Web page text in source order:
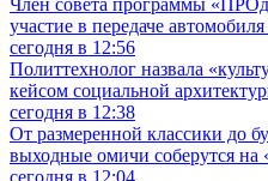
Член совета программы
участие в передаче
сегодня в 12:56
Политтехнолог назвала
кейсом социальной
сегодня в 12:38
От размеренной классики до
выходные омичи соберутся
сегодня в 12:04